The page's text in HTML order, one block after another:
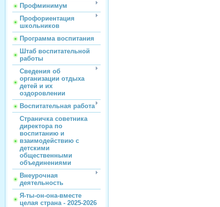
Профминимум
Профориентация
школьников
Программа воспитания
Штаб воспитательной
работы
Сведения об
организации отдыха
детей и их
оздоровлении
Воспитательная работа
Страничка советника
директора по
воспитанию и
взаимодействию с
детскими
общественными
объединениями
Внеурочная
деятельность
Я-ты-он-она-вместе
целая страна - 2025-2026